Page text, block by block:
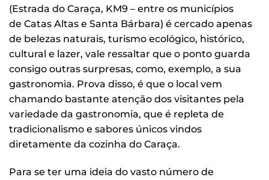
(Estrada do Caraça, KM9 – entre os municípios
de Catas Altas e Santa Bárbara) é cercado apenas
de belezas naturais, turismo ecológico, histórico,
cultural e lazer, vale ressaltar que o ponto guarda
consigo outras surpresas, como, exemplo, a sua
gastronomia. Prova disso, é que o local vem
chamando bastante atenção dos visitantes pela
variedade da gastronomia, que é repleta de
tradicionalismo e sabores únicos vindos
diretamente da cozinha do Caraça.
Para se ter uma ideia do vasto número de